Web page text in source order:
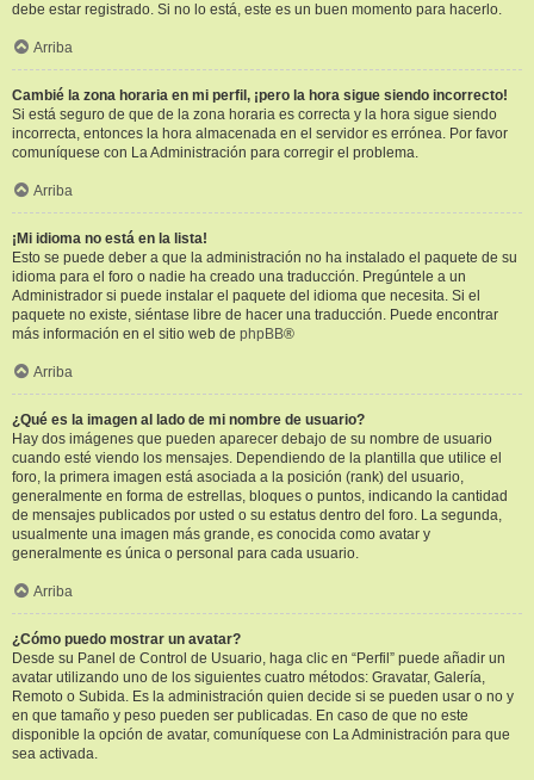
debe estar registrado. Si no lo está, este es un buen momento para hacerlo.
Arriba
Cambié la zona horaria en mi perfil, ¡pero la hora sigue siendo incorrecto!
Si está seguro de que de la zona horaria es correcta y la hora sigue siendo
incorrecta, entonces la hora almacenada en el servidor es errónea. Por favor
comuníquese con La Administración para corregir el problema.
Arriba
¡Mi idioma no está en la lista!
Esto se puede deber a que la administración no ha instalado el paquete de su
idioma para el foro o nadie ha creado una traducción. Pregúntele a un
Administrador si puede instalar el paquete del idioma que necesita. Si el
paquete no existe, siéntase libre de hacer una traducción. Puede encontrar
más información en el sitio web de phpBB®
Arriba
¿Qué es la imagen al lado de mi nombre de usuario?
Hay dos imágenes que pueden aparecer debajo de su nombre de usuario
cuando esté viendo los mensajes. Dependiendo de la plantilla que utilice el
foro, la primera imagen está asociada a la posición (rank) del usuario,
generalmente en forma de estrellas, bloques o puntos, indicando la cantidad
de mensajes publicados por usted o su estatus dentro del foro. La segunda,
usualmente una imagen más grande, es conocida como avatar y
generalmente es única o personal para cada usuario.
Arriba
¿Cómo puedo mostrar un avatar?
Desde su Panel de Control de Usuario, haga clic en “Perfil” puede añadir un
avatar utilizando uno de los siguientes cuatro métodos: Gravatar, Galería,
Remoto o Subida. Es la administración quien decide si se pueden usar o no y
en que tamaño y peso pueden ser publicadas. En caso de que no este
disponible la opción de avatar, comuníquese con La Administración para que
sea activada.